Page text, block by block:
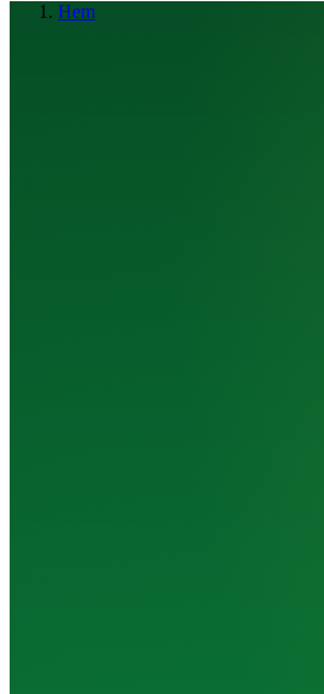
Hem